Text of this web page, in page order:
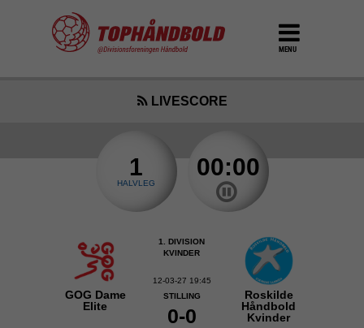
MENU
LIVESCORE
1
HALVLEG
00:00
GOG Dame
Elite
1. DIVISION
KVINDER
12-03-27 19:45
STILLING
0-0
Roskilde
Håndbold
Kvinder